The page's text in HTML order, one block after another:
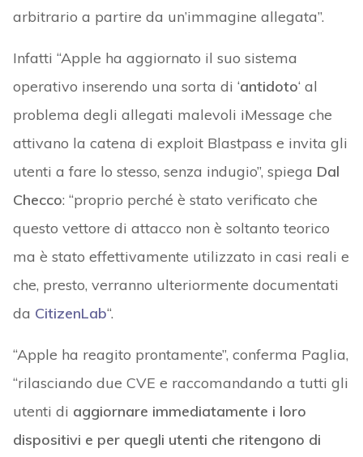
arbitrario a partire da un’immagine allegata”.
Infatti “Apple ha aggiornato il suo sistema
operativo inserendo una sorta di ‘antidoto‘ al
problema degli allegati malevoli iMessage che
attivano la catena di exploit Blastpass e invita gli
utenti a fare lo stesso, senza indugio”, spiega Dal
Checco: “proprio perché è stato verificato che
questo vettore di attacco non è soltanto teorico
ma è stato effettivamente utilizzato in casi reali e
che, presto, verranno ulteriormente documentati
da CitizenLab“.
“Apple ha reagito prontamente”, conferma Paglia,
“rilasciando due CVE e raccomandando a tutti gli
utenti di aggiornare immediatamente i loro
dispositivi e per quegli utenti che ritengono di